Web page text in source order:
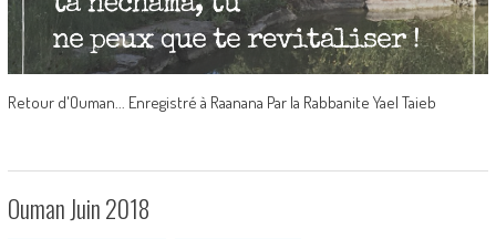
Retour d'Ouman... Enregistré à Raanana Par la Rabbanite Yael Taieb
Ouman Juin 2018